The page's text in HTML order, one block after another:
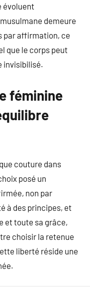
évoluent
demeure
par affirmation, ce
que le corps peut
invisibilisé.
féminine
couture dans
posé un
non par
à des principes, et
et toute sa grâce,
choisir la retenue
liberté réside une